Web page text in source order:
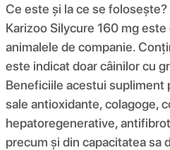
Ce este și la ce se
Karizoo Silycure 160 mg
animalele de companie.
este indicat doar câinilor cu
Beneficiile acestui supliment
sale antioxidante, colagoge,
hepatoregenerative,
precum și din capacitatea sa